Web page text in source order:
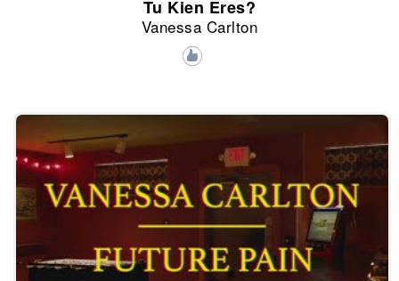
Tu Kien Eres?
Vanessa Carlton